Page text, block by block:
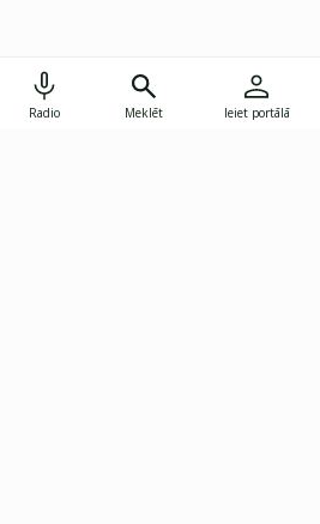
Radio Meklēt Ieiet portālā